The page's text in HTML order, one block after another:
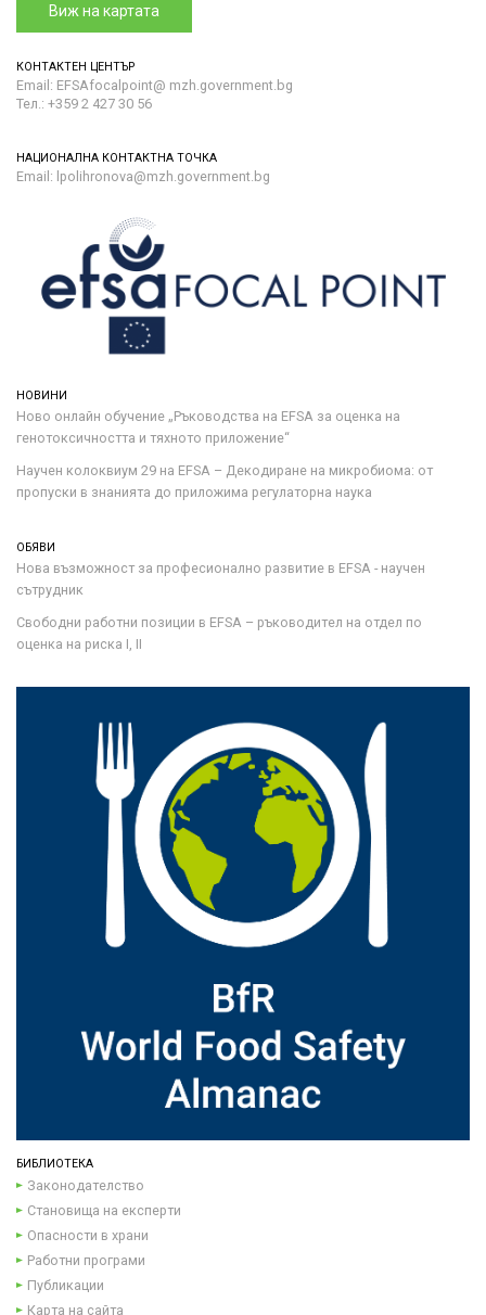
Виж на картата
КОНТАКТЕН ЦЕНТЪР
Email: EFSAfocalpoint@ mzh.government.bg
Тел.: +359 2 427 30 56
НАЦИОНАЛНА КОНТАКТНА ТОЧКА
Email: lpolihronova@mzh.government.bg
НОВИНИ
Ново онлайн обучение „Ръководства на ЕFSA за оценка на
генотоксичността и тяхното приложение“
Научен колоквиум 29 на EFSA – Декодиране на микробиома: от
пропуски в знанията до приложима регулаторна наука
ОБЯВИ
Нова възможност за професионално развитие в EFSA - научен
сътрудник
Свободни работни позиции в EFSA – ръководител на отдел по
оценка на риска I, II
БИБЛИОТЕКА
Законодателство
Становища на експерти
Опасности в храни
Работни програми
Публикации
Карта на сайта